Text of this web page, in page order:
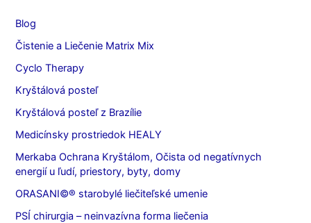
Blog
Čistenie a Liečenie Matrix Mix
Cyclo Therapy
Kryštálová posteľ
Kryštálová posteľ z Brazílie
Medicínsky prostriedok HEALY
Merkaba Ochrana Kryštálom, Očista od negatívnych
energií u ľudí, priestory, byty, domy
ORASANI©® starobylé liečiteľské umenie
PSÍ chirurgia – neinvazívna forma liečenia